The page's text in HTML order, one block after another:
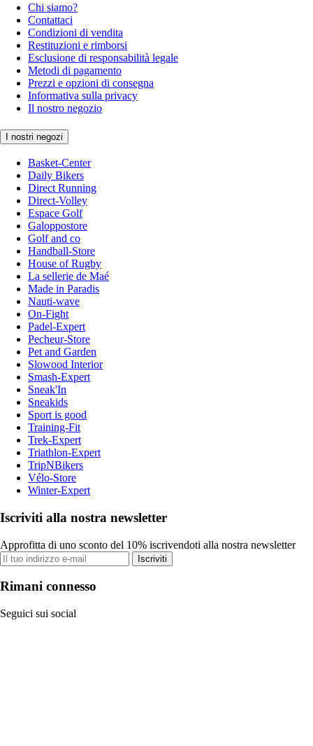
Chi siamo?
Contattaci
Condizioni di vendita
Restituzioni e rimborsi
Esclusione di responsabilità legale
Metodi di pagamento
Prezzi e opzioni di consegna
Informativa sulla privacy
Il nostro negozio
I nostri negozi
Basket-Center
Daily Bikers
Direct Running
Direct-Volley
Espace Golf
Galoppostore
Golf and co
Handball-Store
House of Rugby
La sellerie de Maé
Made in Paradis
Nauti-wave
On-Fight
Padel-Expert
Pecheur-Store
Pet and Garden
Slowood Interior
Smash-Expert
Sneak'In
Sneakids
Sport is good
Training-Fit
Trek-Expert
Triathlon-Expert
TripNBikers
Vélo-Store
Winter-Expert
Iscriviti alla nostra newsletter
Approfitta di uno sconto del 10% iscrivendoti alla nostra newsletter
Iscriviti
Rimani connesso
Seguici sui social